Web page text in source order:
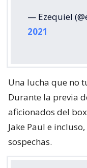
— Ezequiel
2021
Una lucha que no
Durante la previa
aficionados del
Jake Paul e
sospechas.